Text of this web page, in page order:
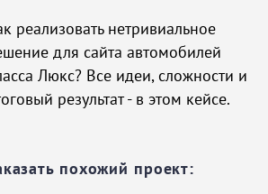
реализовать нетривиальное
для сайта автомобилей
Люкс? Все идеи, сложности и
результат - в этом кейсе.
похожий проект: